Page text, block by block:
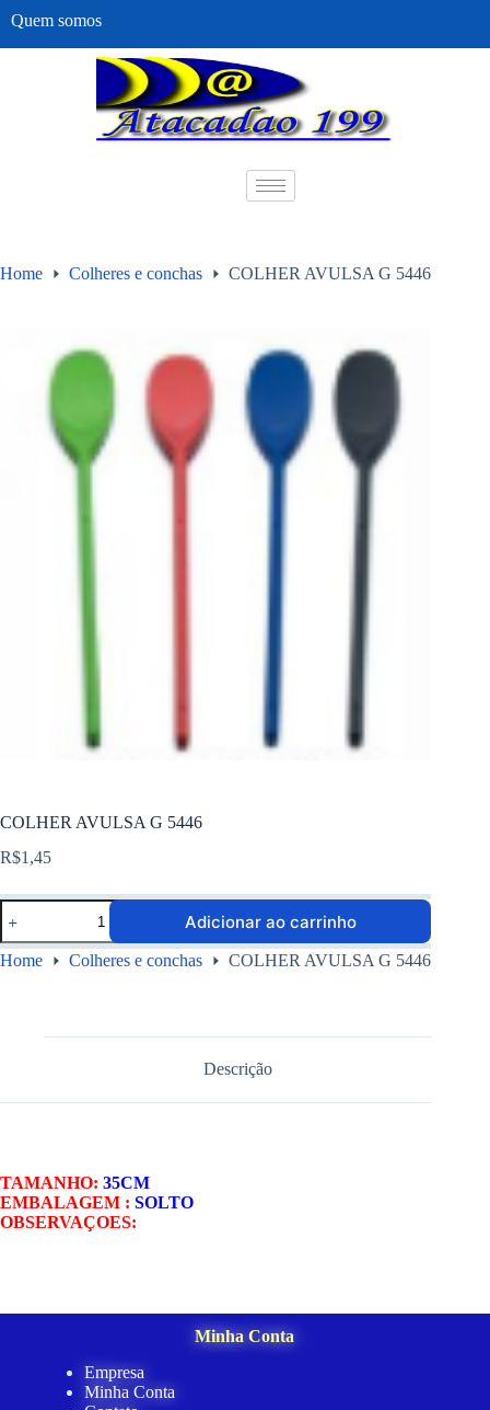
Quem somos
Home Colheres e conchas COLHER AVULSA G 5446
COLHER AVULSA G 5446
R$1,45
Adicionar ao carrinho
Home Colheres e conchas COLHER AVULSA G 5446
Descrição
TAMANHO: 35CM
EMBALAGEM : SOLTO
OBSERVAÇOES:
Minha Conta
Empresa
Minha Conta